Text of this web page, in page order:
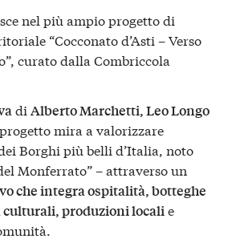
nel più ampio progetto di
“Cocconato d’Asti – Verso
curato dalla Combriccola
di Alberto Marchetti, Leo Longo
mira a valorizzare
Borghi più belli d’Italia, noto
Monferrato” – attraverso un
che integra ospitalità, botteghe
produzioni localie